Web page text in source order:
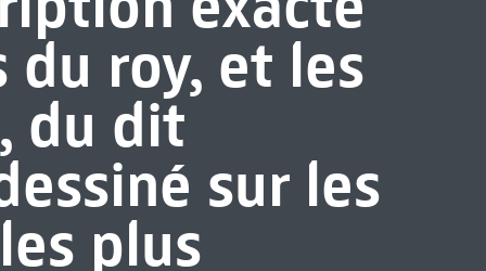
roy, et les
du dit
sur les
plus